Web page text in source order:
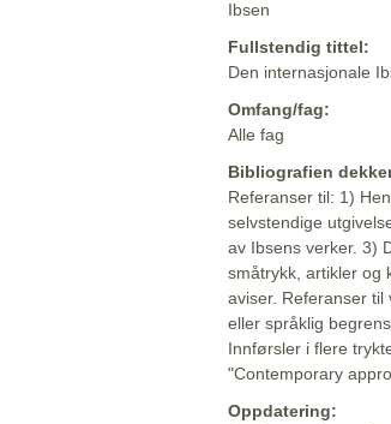
Ibsen
Fullstendig tittel:
Den internasjonale
Omfang/fag:
Alle fag
Bibliografien
Referanser til: 1)
selvstendige
av Ibsens verker. 3)
småtrykk, artikler og
aviser. Referanser
eller språklig
Innførsler i flere
"Contemporary
Oppdatering: